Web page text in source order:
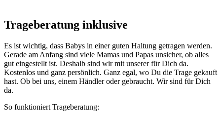
Trageberatung inklusive
Es ist wichtig, dass Babys in einer guten Haltung getragen werden.
Gerade am Anfang sind viele Mamas und Papas unsicher, ob alles
gut eingestellt ist. Deshalb sind wir mit unserer für Dich da.
Kostenlos und ganz persönlich. Ganz egal, wo Du die Trage gekauft
hast. Ob bei uns, einem Händler oder gebraucht. Wir sind für Dich
da.
So funktioniert Trageberatung: